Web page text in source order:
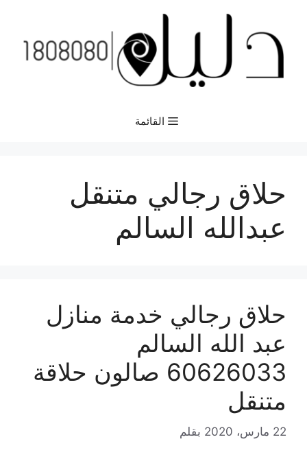
المحتوى
القائمة
حلاق رجالي متنقل
عبدالله السالم
حلاق رجالي خدمة منازل
عبد الله السالم
60626033 صالون حلاقة
متنقل
22 مارس، 2020 بقلم